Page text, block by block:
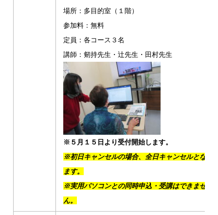
場所：多目的室（１階）
参加料：無料
定員：各コース３名
講師：剱持先生・辻先生・田村先生
※５月１５日より受付開始します。
※初日キャンセルの場合、全日キャンセルとなり
ます。
※実用パソコンとの同時申込・受講はできませ
ん。